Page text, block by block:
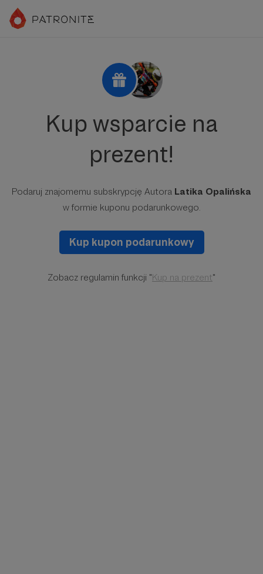
Kup wsparcie na
prezent!
Podaruj znajomemu subskrypcję Autora Latika Opalińska
w formie kuponu podarunkowego.
Kup kupon podarunkowy
Zobacz regulamin funkcji "Kup na prezent"